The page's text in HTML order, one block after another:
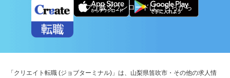
アプリ版ダウンロードはこちらから
「クリエイト転職 (ジョブターミナル)」は、山梨県笛吹市・その他の求人情